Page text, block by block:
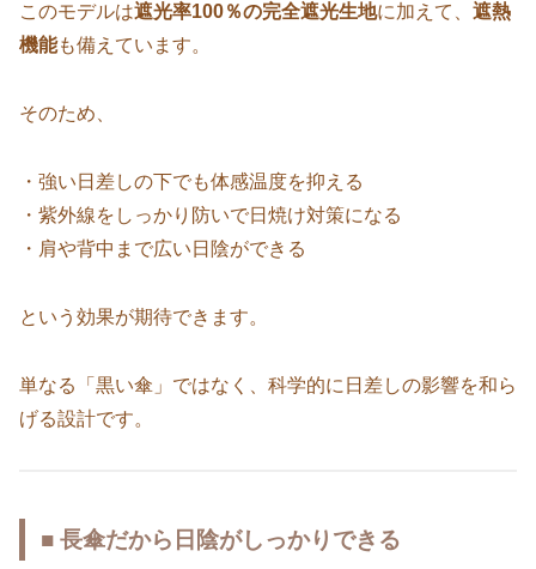
このモデルは遮光率100％の完全遮光生地に加えて、 遮熱
機能も備えています。
そのため、
・強い日差しの下でも体感温度を抑える
・紫外線をしっかり防いで日焼け対策になる
・肩や背中まで広い日陰ができる
という効果が期待できます。
単なる「黒い傘」ではなく、科学的に日差しの影響を和ら
げる設計です。
■ 長傘だから日陰がしっかりできる